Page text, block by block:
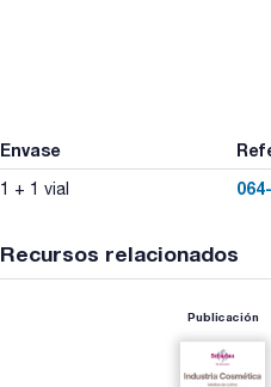
Envase
1 + 1 vial
Recursos relacionados
Publicación